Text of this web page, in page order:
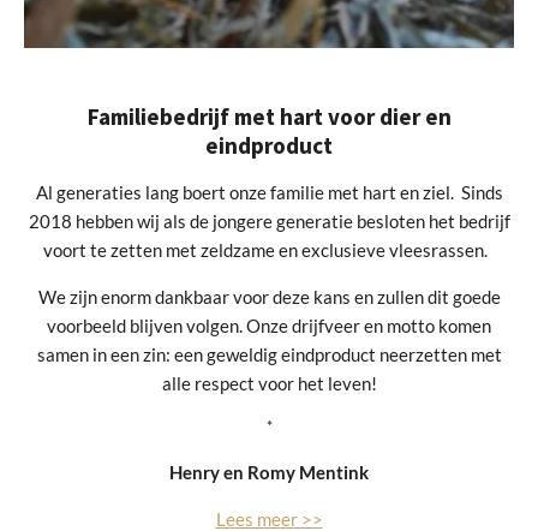
Familiebedrijf met hart voor dier en
eindproduct
Al generaties lang boert onze familie met hart en ziel. Sinds
2018 hebben wij als de jongere generatie besloten het bedrijf
voort te zetten met zeldzame en exclusieve vleesrassen.
We zijn enorm dankbaar voor deze kans en zullen dit goede
voorbeeld blijven volgen. Onze drijfveer en motto komen
samen in een zin: een geweldig eindproduct neerzetten met
alle respect voor het leven!
*
Henry en Romy Mentink
Lees meer >>